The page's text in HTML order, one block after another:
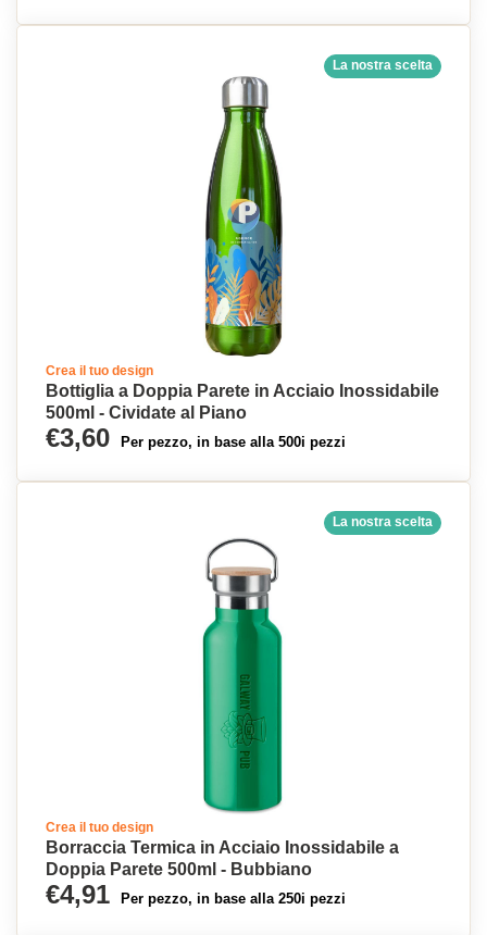
La nostra scelta
Crea il tuo design
Bottiglia a Doppia Parete in Acciaio Inossidabile
500ml - Cividate al Piano
€3,60 Per pezzo, in base alla 500i pezzi
La nostra scelta
Crea il tuo design
Borraccia Termica in Acciaio Inossidabile a
Doppia Parete 500ml - Bubbiano
€4,91 Per pezzo, in base alla 250i pezzi